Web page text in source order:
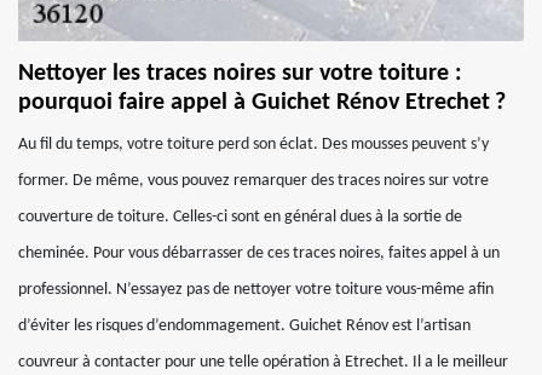
Nettoyer les traces noires sur votre toiture :
pourquoi faire appel à Guichet Rénov Etrechet ?
Au fil du temps, votre toiture perd son éclat. Des mousses peuvent s’y
former. De même, vous pouvez remarquer des traces noires sur votre
couverture de toiture. Celles-ci sont en général dues à la sortie de
cheminée. Pour vous débarrasser de ces traces noires, faites appel à un
professionnel. N’essayez pas de nettoyer votre toiture vous-même afin
d’éviter les risques d’endommagement. Guichet Rénov est l’artisan
couvreur à contacter pour une telle opération à Etrechet. Il a le meilleur